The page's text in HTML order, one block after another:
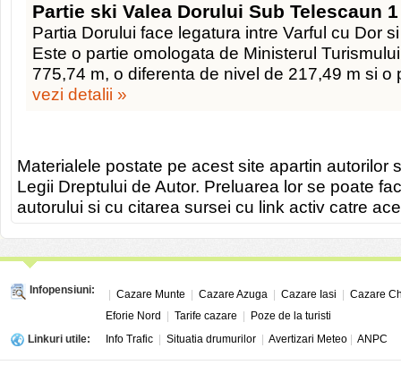
Partie ski Valea Dorului Sub Telescaun
Partia Dorului face legatura intre Varful cu Dor
Este o partie omologata de Ministerul
775,74 m, o diferenta de nivel de 217,49 m si o
vezi detalii »
Materialele postate pe acest site apartin autorilor
Legii Dreptului de Autor. Preluarea lor se poate
autorului si cu citarea sursei cu link activ catre
Infopensiuni: Cazare Munte Cazare Azuga Cazare Iasi
Cazare
Eforie Nord
Tarife cazare
Poze de la turisti
Linkuri utile:
Info Trafic Situatia drumurilor Avertizari Meteo ANPC